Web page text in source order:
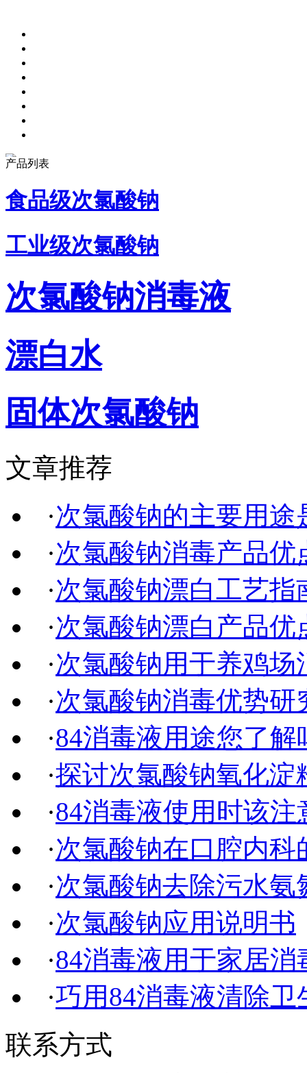
产品列表
食品级次氯酸钠
工业级次氯酸钠
次氯酸钠消毒液
漂白水
固体次氯酸钠
文章推荐
·次氯酸钠的主要用途
·次氯酸钠消毒产品优
·次氯酸钠漂白工艺指
·次氯酸钠漂白产品优
·次氯酸钠用于养鸡场
·次氯酸钠消毒优势研
·84消毒液用途您了解
·探讨次氯酸钠氧化淀
·84消毒液使用时该注
·次氯酸钠在口腔内科
·次氯酸钠去除污水氨
·次氯酸钠应用说明书
·84消毒液用于家居消
·巧用84消毒液清除卫
联系方式